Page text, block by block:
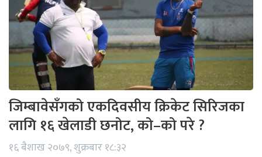
जिम्बावेसँगको एकदिवसीय क्रिकेट सिरिजका
लागि १६ खेलाडी छनोट, को–को परे ?
१६ बैशाख २०७९, शुक्रबार १८:३२